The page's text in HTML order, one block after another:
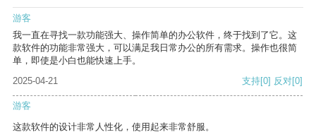
游客
我一直在寻找一款功能强大、操作简单的办公软件，终于找到了它。这
款软件的功能非常强大，可以满足我日常办公的所有需求。操作也很简
单，即使是小白也能快速上手。
2025-04-21
支持[0] 反对[0]
游客
这款软件的设计非常人性化，使用起来非常舒服。